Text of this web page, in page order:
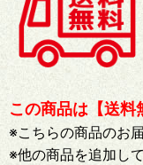
この商品は【送料
※こちらの商品のお
※他の商品を追加し